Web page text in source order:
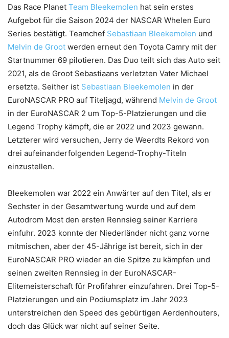
Das Race Planet Team Bleekemolen hat sein erstes
Aufgebot für die Saison 2024 der NASCAR Whelen Euro
Series bestätigt. Teamchef Sebastiaan Bleekemolen und
Melvin de Groot werden erneut den Toyota Camry mit der
Startnummer 69 pilotieren. Das Duo teilt sich das Auto seit
2021, als de Groot Sebastiaans verletzten Vater Michael
ersetzte. Seither ist Sebastiaan Bleekemolen in der
EuroNASCAR PRO auf Titeljagd, während Melvin de Groot
in der EuroNASCAR 2 um Top-5-Platzierungen und die
Legend Trophy kämpft, die er 2022 und 2023 gewann.
Letzterer wird versuchen, Jerry de Weerdts Rekord von
drei aufeinanderfolgenden Legend-Trophy-Titeln
einzustellen.
Bleekemolen war 2022 ein Anwärter auf den Titel, als er
Sechster in der Gesamtwertung wurde und auf dem
Autodrom Most den ersten Rennsieg seiner Karriere
einfuhr. 2023 konnte der Niederländer nicht ganz vorne
mitmischen, aber der 45-Jährige ist bereit, sich in der
EuroNASCAR PRO wieder an die Spitze zu kämpfen und
seinen zweiten Rennsieg in der EuroNASCAR-
Elitemeisterschaft für Profifahrer einzufahren. Drei Top-5-
Platzierungen und ein Podiumsplatz im Jahr 2023
unterstreichen den Speed des gebürtigen Aerdenhouters,
doch das Glück war nicht auf seiner Seite.